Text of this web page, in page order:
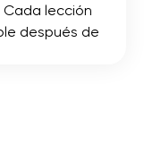
lección
después de